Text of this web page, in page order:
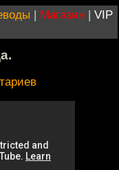
| Магазин | VIP